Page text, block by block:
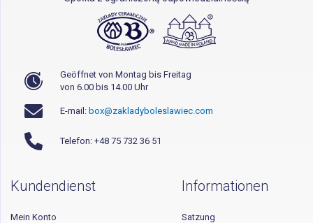
Geöffnet von Montag bis Freitag
von 6.00 bis 14.00 Uhr
E-mail: box@zakladyboleslawiec.com
Telefon: +48 75 732 36 51
Kundendienst
Mein Konto
Informationen
Satzung